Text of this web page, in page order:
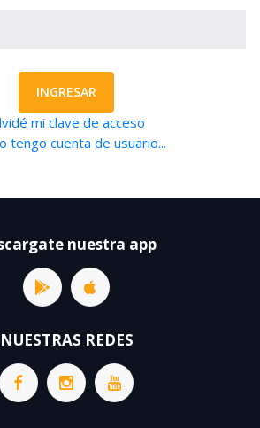
INGRESAR
mi clave de acceso
tengo cuenta de usuario...
nuestra app
NUESTRAS REDES